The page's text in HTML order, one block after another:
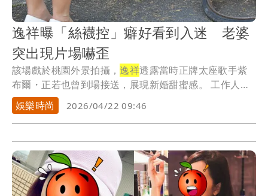
逸祥曝「絲襪控」癖好看到入迷 老婆
突出現片場嚇歪
該場戲於桃園外景拍攝，逸祥透露當時正牌太座歌手紫
布爾・正若也曾到場接送，展現新婚甜蜜感。 工作人
員...
娛樂時尚 2026/04/22 09:46